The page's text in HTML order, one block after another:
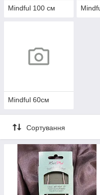
Mindful 100 см
Mindful 60см
Сортування